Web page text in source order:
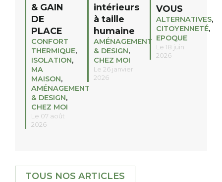
& GAIN
DE
PLACE
CONFORT
THERMIQUE,
ISOLATION,
MA
MAISON,
AMÉNAGEMENT
& DESIGN,
CHEZ MOI
Le 07 août
2026
intérieurs
à taille
humaine
AMÉNAGEMENT
& DESIGN,
CHEZ MOI
Le 26 janvier
2026
VOUS
ALTERNATIVES,
CITOYENNETÉ,
EPOQUE
Le 18 juin
2026
TOUS NOS ARTICLES